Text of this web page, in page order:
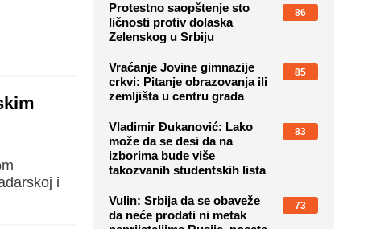
i
Protestno saopštenje sto
ličnosti protiv dolaska
Zelenskog u Srbiju
86
Vraćanje Jovine gimnazije
crkvi: Pitanje obrazovanja ili
zemljišta u centru grada
85
Vladimir Đukanović: Lako
može da se desi da na
izborima bude više
takozvanih studentskih lista
83
Vulin: Srbija da se obaveže
da neće prodati ni metak
73